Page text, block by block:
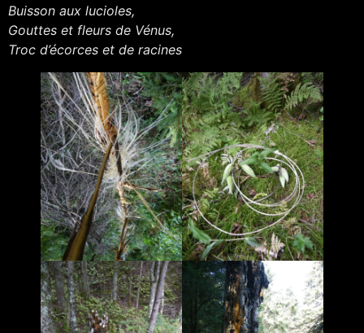
Buisson aux lucioles,
Gouttes et fleurs de Vénus,
Troc d’écorces et de racines